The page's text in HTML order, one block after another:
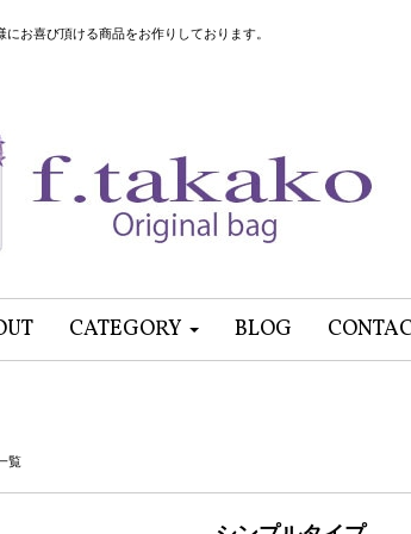
お喜び頂ける商品をお作りしております。
CATEGORY BLOG
覧